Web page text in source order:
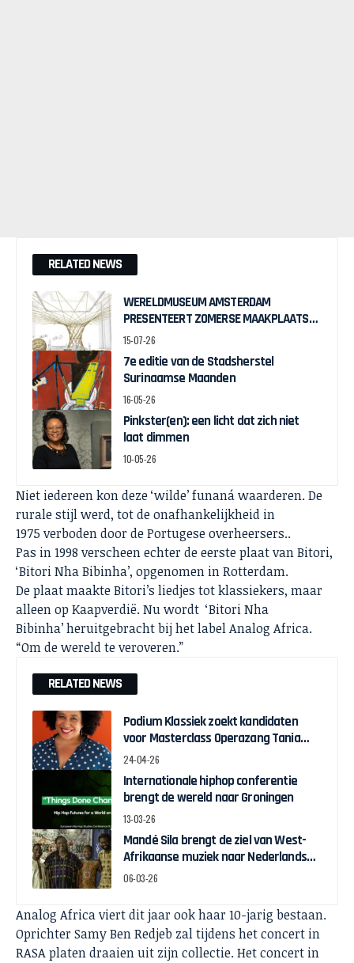
RELATED NEWS
WERELDMUSEUM AMSTERDAM
PRESENTEERT ZOMERSE MAAKPLAATS
MUCH TO DO WITH BAMBOO
15-07-26
7e editie van de Stadsherstel
Surinaamse Maanden
16-05-26
Pinkster(en): een licht dat zich niet
laat dimmen
10-05-26
Niet iedereen kon deze ‘wilde’ funaná waarderen. De
rurale stijl werd, tot de onafhankelijkheid in
1975 verboden door de Portugese overheersers..
Pas in 1998 verscheen echter de eerste plaat van Bitori,
‘Bitori Nha Bibinha’, opgenomen in Rotterdam.
De plaat maakte Bitori’s liedjes tot klassiekers, maar
alleen op Kaapverdië. Nu wordt ‘Bitori Nha
Bibinha’ heruitgebracht bij het label Analog Africa.
“Om de wereld te veroveren.”
RELATED NEWS
Podium Klassiek zoekt kandidaten
voor Masterclass Operazang Tania
Kross
24-04-26
Internationale hiphop conferentie
brengt de wereld naar Groningen
13-03-26
Mandé Sila brengt de ziel van West-
Afrikaanse muziek naar Nederlands
podium
06-03-26
Analog Africa viert dit jaar ook haar 10-jarig bestaan.
Oprichter Samy Ben Redjeb zal tijdens het concert in
RASA platen draaien uit zijn collectie. Het concert in